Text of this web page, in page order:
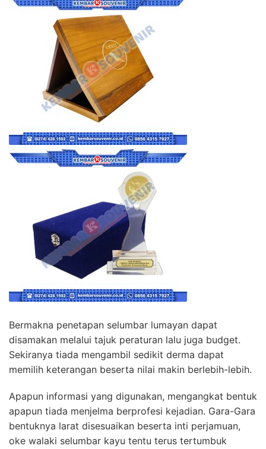
Bermakna penetapan selumbar lumayan dapat
disamakan melalui tajuk peraturan lalu juga budget.
Sekiranya tiada mengambil sedikit derma dapat
memilih keterangan beserta nilai makin berlebih-lebih.
Apapun informasi yang digunakan, mengangkat bentuk
apapun tiada menjelma berprofesi kejadian. Gara-Gara
bentuknya larat disesuaikan beserta inti perjamuan,
oke walaki selumbar kayu tentu terus tertumbuk